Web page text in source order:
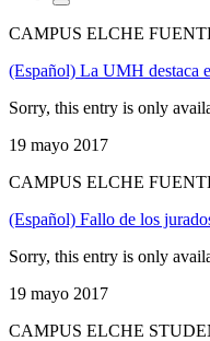
CAMPUS ELCHE
(Español) La UMH destaca
Sorry, this entry is only
19 mayo 2017
CAMPUS ELCHE
(Español) Fallo de los
Sorry, this entry is only
19 mayo 2017
CAMPUS ELCHE